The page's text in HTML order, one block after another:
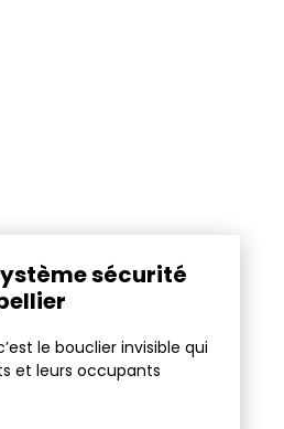
sécurité
le bouclier invisible qui
et leurs occupants